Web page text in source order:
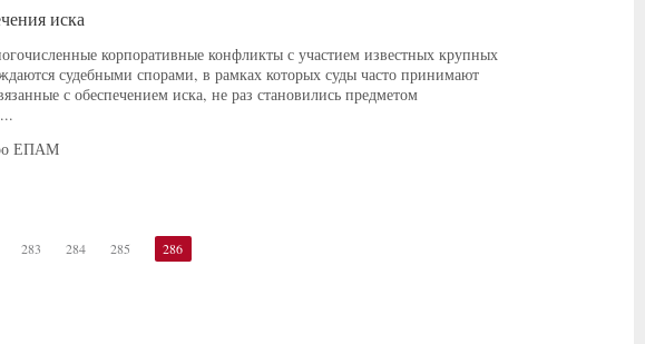
иска
корпоративные конфликты с участием известных крупных
судебными спорами, в рамках которых суды часто принимают
с обеспечением иска, не раз становились предметом
ЕПАМ
283 284 285 286